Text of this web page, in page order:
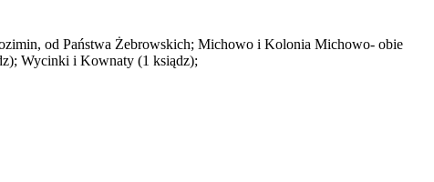
od Państwa Żebrowskich; Michowo i Kolonia Michowo- obie
Wycinki i Kownaty (1 ksiądz);